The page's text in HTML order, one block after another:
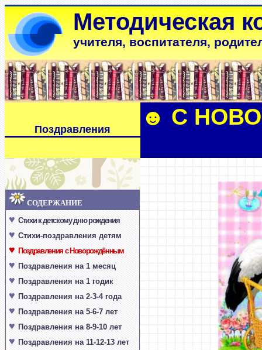
Методическая
учителя, воспитателя,
Поздравления ☻ С
СОДЕРЖАНИЕ
♥ Стихи к детскому дню рождения
♥ Стихи-поздравления детям
♥ Поздравления с Новорождённым
♥ Поздравления на 1 месяц
♥ Поздравления на 1 годик
♥ Поздравления на 2-3-4 года
♥ Поздравления на 5-6-7 лет
♥ Поздравления на 8-9-10 лет
♥ Поздравления на 11-12-13 лет